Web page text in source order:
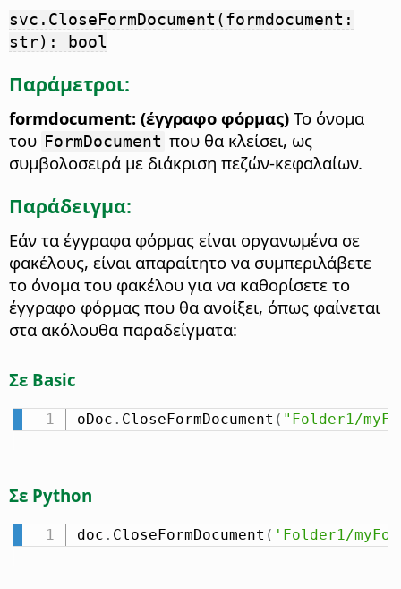
svc.CloseFormDocument(formdocument:
str): bool
Παράμετροι:
formdocument: (έγγραφο φόρμας) Το όνομα
του FormDocument που θα κλείσει, ως
συμβολοσειρά με διάκριση πεζών-κεφαλαίων.
Παράδειγμα:
Εάν τα έγγραφα φόρμας είναι οργανωμένα σε
φακέλους, είναι απαραίτητο να συμπεριλάβετε
το όνομα του φακέλου για να καθορίσετε το
έγγραφο φόρμας που θα ανοίξει, όπως φαίνεται
στα ακόλουθα παραδείγματα:
Σε Basic
oDoc . CloseFormDocument ( "Folder1/
Σε Python
doc . CloseFormDocument ( 'Folder1/